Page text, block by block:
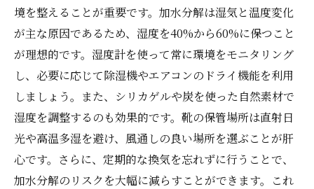
境を整えることが重要です。加水分解は湿気と温度変化
が主な原因であるため、湿度を40%から60%に保つこと
が理想的です。湿度計を使って常に環境をモニタリング
し、必要に応じて除湿機やエアコンのドライ機能を利用
しましょう。また、シリカゲルや炭を使った自然素材で
湿度を調整するのも効果的です。靴の保管場所は直射日
光や高温多湿を避け、風通しの良い場所を選ぶことが肝
心です。さらに、定期的な換気を忘れずに行うことで、
加水分解のリスクを大幅に減らすことができます。これ